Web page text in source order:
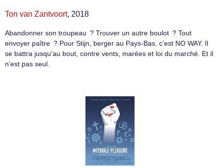
Ton van Zantvoort, 2018
Abandonner son troupeau ? Trouver un autre boulot ? Tout
envoyer paître ? Pour Stijn, berger au Pays-Bas, c’est NO WAY. Il
se battra jusqu’au bout, contre vents, marées et loi du marché. Et il
n’est pas seul.